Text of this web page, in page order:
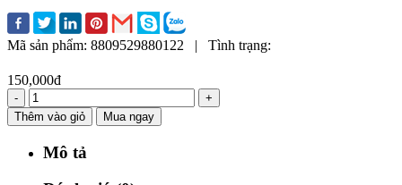
Mã sản phẩm: 8809529880122 | Tình trạng:
150,000đ
-
+
Thêm vào giỏ
Mua ngay
Mô tả